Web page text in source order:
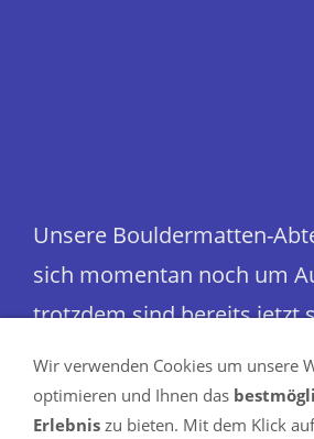
Unsere Bouldermatten-
sich momentan noch um
trotzdem sind bereits jetzt
wesentlich mehr Maße und
verfügbar als hier im Shop
Wir verwenden Cookies um unsere
optimieren und Ihnen das
Erlebnis zu bieten. Mit dem Klick